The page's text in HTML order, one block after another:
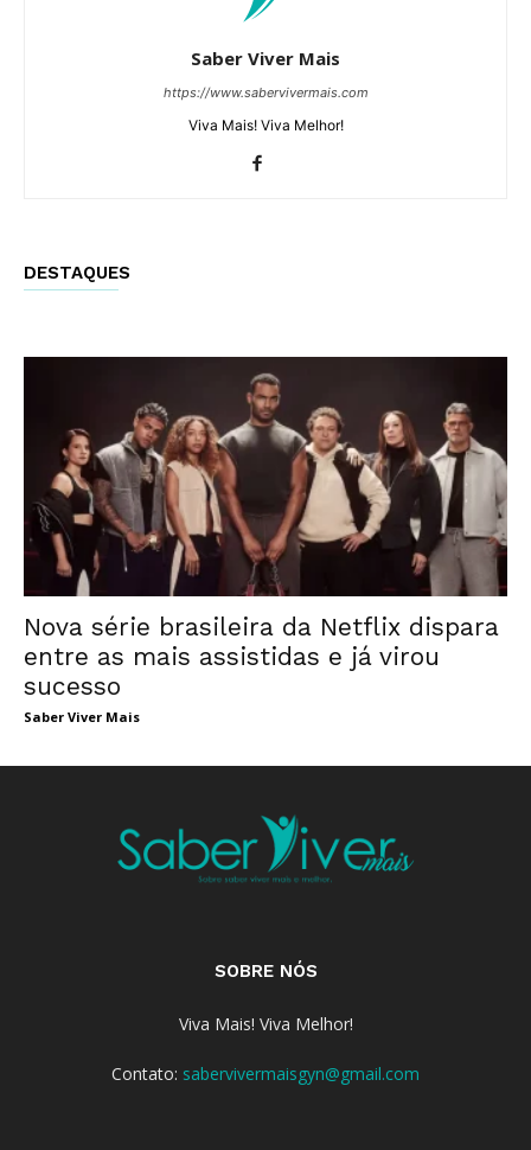
Saber Viver Mais
https://www.sabervivermais.com
Viva Mais! Viva Melhor!
DESTAQUES
Nova série brasileira da Netflix dispara
entre as mais assistidas e já virou
sucesso
Saber Viver Mais
SOBRE NÓS
Viva Mais! Viva Melhor!
Contato: sabervivermaisgyn@gmail.com